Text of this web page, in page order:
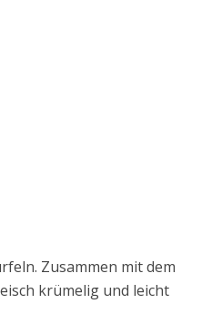
Zusammen mit dem
krümelig und leicht